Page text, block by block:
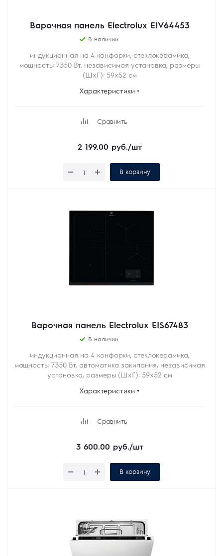
Варочная панель Electrolux EIV64453
В наличии
индукционная на 4 конфорки, cтеклокерамика,
мощность: 7350 Вт, независимая установка, размеры
(ШхГ): 59x52 см
Характеристики
Сравнить
2 199.00 руб./шт
В корзину
Варочная панель Electrolux EIS67483
В наличии
индукционная на 4 конфорки, cтеклокерамика,
мощность: 7350 Вт, автоматика закипания, независимая
установка, размеры (ШхГ): 59x52 см
Характеристики
Сравнить
3 600.00 руб./шт
В корзину